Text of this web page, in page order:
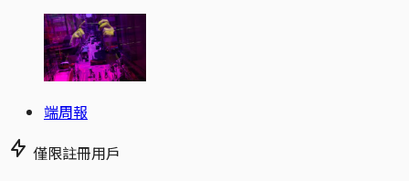
端周報
僅限註冊用戶